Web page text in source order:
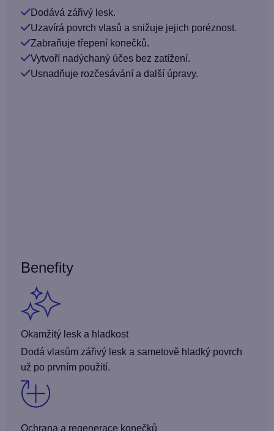
Dodává zářivý lesk.
Uzavírá povrch vlasů a snižuje jejich poréznost.
Zabraňuje třepení konečků.
Vytvoří nadýchaný účes bez zatížení.
Usnadňuje rozčesávání a další úpravy.
Benefity
Okamžitý lesk a hladkost
Dodá vlasům zářivý lesk a sametově hladký povrch
už po prvním použití.
Ochrana a regenerace konečků